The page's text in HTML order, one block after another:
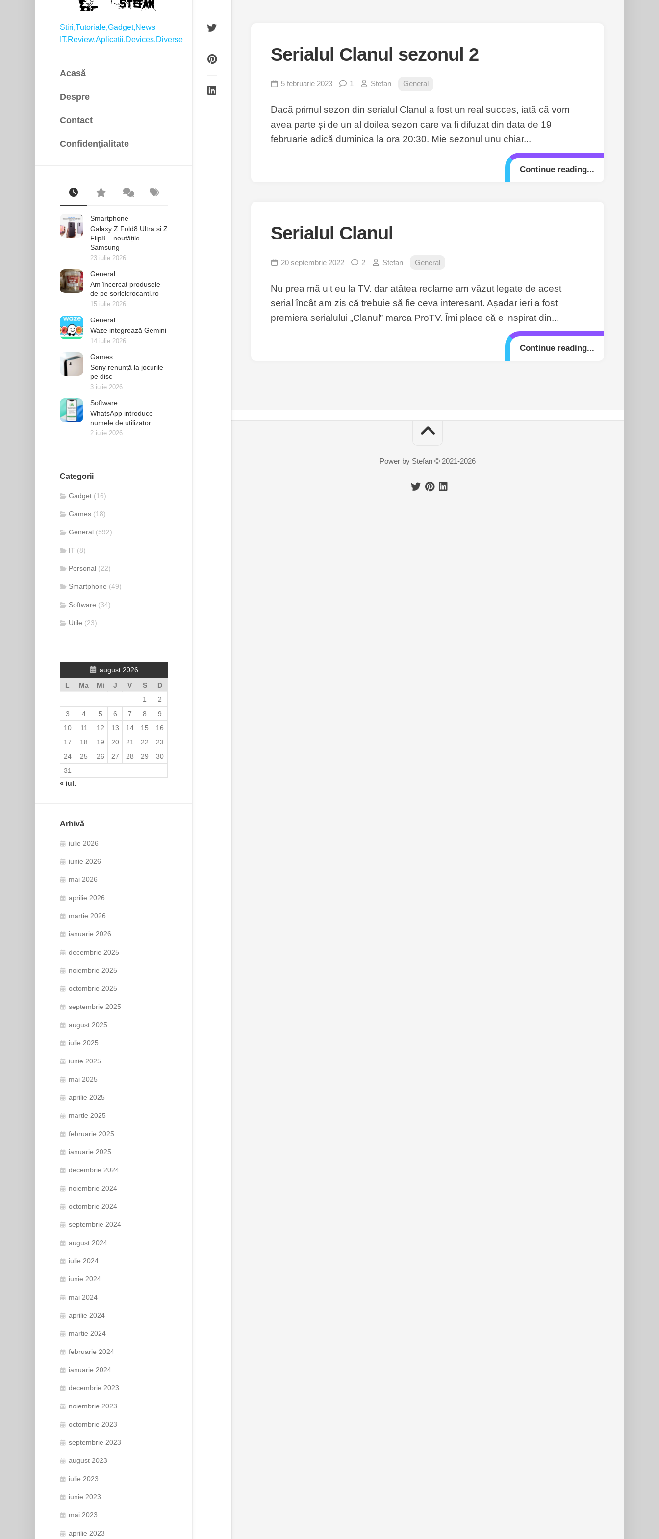
Stiri,Tutoriale,Gadget,News
IT,Review,Aplicatii,Devices,Diverse
Acasă
Despre
Contact
Confidențialitate
Smartphone
Galaxy Z Fold8 Ultra și Z
Flip8 – noutățile
Samsung
23 iulie 2026
General
Am încercat produsele
de pe soricicrocanti.ro
15 iulie 2026
General
Waze integrează Gemini
14 iulie 2026
Games
Sony renunță la jocurile
pe disc
3 iulie 2026
Software
WhatsApp introduce
numele de utilizator
2 iulie 2026
Categorii
Gadget (16)
Games (18)
General (592)
IT (8)
Personal (22)
Smartphone (49)
Software (34)
Utile (23)
august 2026
L
Ma Mi J V S
D
1
2
3
4 5 6 7 8
9
10
11 12 13 14 15
16
17
18 19 20 21 22
23
24
25 26 27 28 29
30
31
« iul.
Arhivă
iulie 2026
iunie 2026
mai 2026
aprilie 2026
martie 2026
ianuarie 2026
decembrie 2025
noiembrie 2025
octombrie 2025
septembrie 2025
august 2025
iulie 2025
iunie 2025
mai 2025
aprilie 2025
martie 2025
februarie 2025
ianuarie 2025
decembrie 2024
noiembrie 2024
octombrie 2024
septembrie 2024
august 2024
iulie 2024
iunie 2024
mai 2024
aprilie 2024
martie 2024
februarie 2024
ianuarie 2024
decembrie 2023
noiembrie 2023
octombrie 2023
septembrie 2023
august 2023
iulie 2023
iunie 2023
mai 2023
aprilie 2023
Serialul Clanul sezonul 2
5 februarie 2023 1 Stefan General
Dacă primul sezon din serialul Clanul a fost un real succes, iată că vom
avea parte și de un al doilea sezon care va fi difuzat din data de 19
februarie adică duminica la ora 20:30. Mie sezonul unu chiar...
Continue reading...
Serialul Clanul
20 septembrie 2022 2 Stefan General
Nu prea mă uit eu la TV, dar atâtea reclame am văzut legate de acest
serial încât am zis că trebuie să fie ceva interesant. Așadar ieri a fost
premiera serialului „Clanul” marca ProTV. Îmi place că e inspirat din...
Continue reading...
Power by Stefan © 2021-2026